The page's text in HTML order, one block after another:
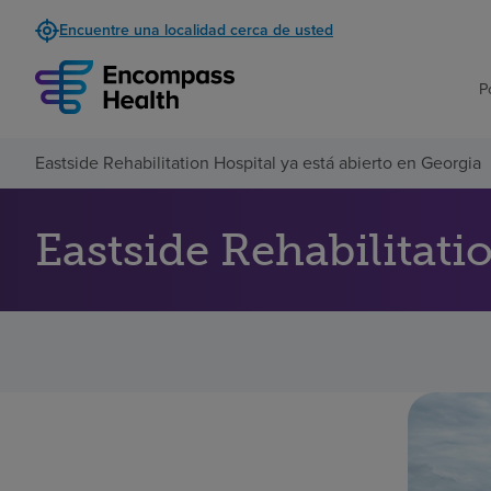
Encuentre una localidad cerca de usted
Eastside Rehabilitation Hospital ya está abierto en Georgia
Eastside